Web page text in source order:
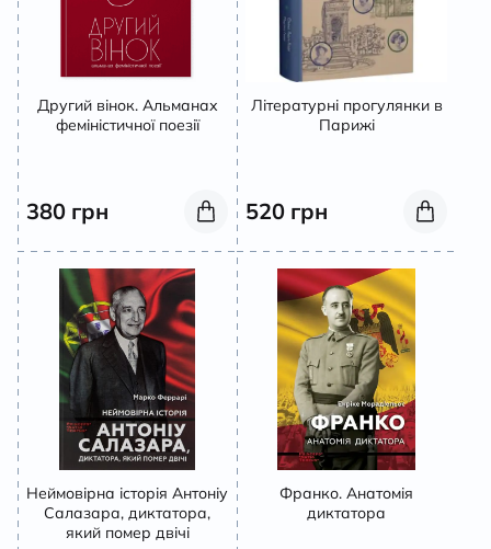
Другий вінок. Альманах
феміністичної поезії
380 грн
Літературні прогулянки в
Парижі
520 грн
Неймовірна історія Антоніу
Салазара, диктатора,
який помер двічі
Франко. Анатомія
диктатора